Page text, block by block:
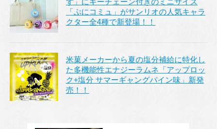
ず」にキーチェーン付きのミニサイズ
「ぷにコミュ」がサンリオの人気キャラ
クター全4種で新登場！！
米菓メーカーから夏の塩分補給に特化し
た多機能性エナジーラムネ「アップロッ
ク+塩分 サマーギャングパイン味」新発
売！！